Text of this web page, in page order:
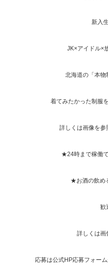
新入
JK×アイドル×
北海道の「本物
着てみたかった制服
詳しくは画像を
★24時まで稼働
★お酒の飲め
歓
詳しくは画
応募は公式HP応募フォー